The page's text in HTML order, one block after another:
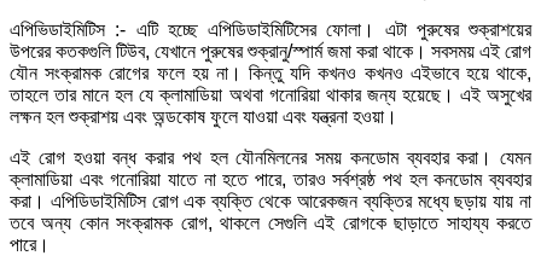
এপিভিডাইমিটিস :- এটি হচ্ছে এপিডিডাইমিটিসের ফোলা। এটা পুরুষের শুক্রাশয়ের
উপরের কতকগুলি টিউব, যেখানে পুরুষের শুক্রানু/স্পার্ম জমা করা থাকে। সবসময় এই রোগ
যৌন সংক্রামক রোগের ফলে হয় না। কিন্তু যদি কখনও কখনও এইভাবে হয়ে থাকে,
তাহলে তার মানে হল যে ক্লামাডিয়া অথবা গনোরিয়া থাকার জন্য হয়েছে। এই অসুখের
লক্ষন হল শুক্রাশয় এবং অন্ডকোষ ফুলে যাওয়া এবং যন্ত্রনা হওয়া।
এই রোগ হওয়া বন্ধ করার পথ হল যৌনমিলনের সময় কনডোম ব্যবহার করা। যেমন
ক্লামাডিয়া এবং গনোরিয়া যাতে না হতে পারে, তারও সর্বশ্রষ্ঠ পথ হল কনডোম ব্যবহার
করা। এপিডিডাইমিটিস রোগ এক ব্যক্তি থেকে আরেকজন ব্যক্তির মধ্যে ছড়ায় যায় না
তবে অন্য কোন সংক্রামক রোগ, থাকলে সেগুলি এই রোগকে ছাড়াতে সাহায্য করতে
পারে।